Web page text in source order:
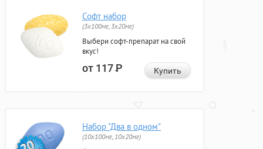
Софт набор
(3x100мг, 3x20мг)
Выбери софт-препарат на свой
вкус!
от 117Р Купить
Набор "Два в одном"
(10x100мг, 10x20мг)